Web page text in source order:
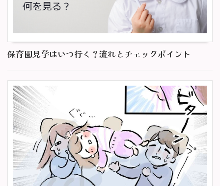
保育園見学はいつ行く？流れとチェックポイント